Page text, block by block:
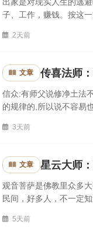
子、工作，赚钱。按这
2天前
文章 传喜法师
信众:有师父说修净土法
的规律的,所以说不容易
3天前
文章 星云大师
观音菩萨是佛教里众多
民间，好多人，不一定
5天前